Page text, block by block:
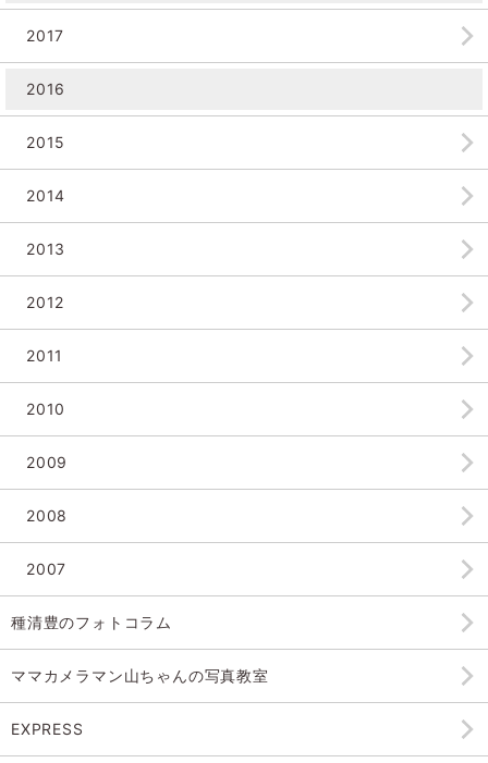
2017
2016
2015
2014
2013
2012
2011
2010
2009
2008
2007
種清豊のフォトコラム
ママカメラマン山ちゃんの写真教室
EXPRESS